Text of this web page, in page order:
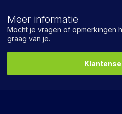
Meer informatie
Mocht je vragen of opmerkingen
graag van je.